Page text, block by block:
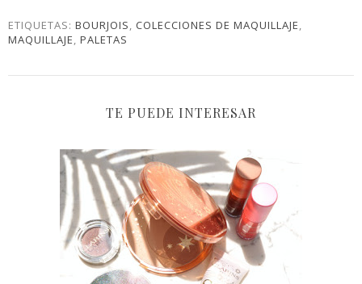
ETIQUETAS: BOURJOIS COLECCIONES DE MAQUILLAJE
MAQUILLAJE PALETAS
TE PUEDE INTERESAR